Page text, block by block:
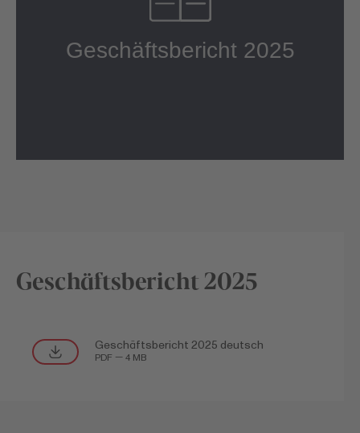
Geschäftsbericht 2025
Geschäftsbericht 2025 deutsch
PDF — 4 MB